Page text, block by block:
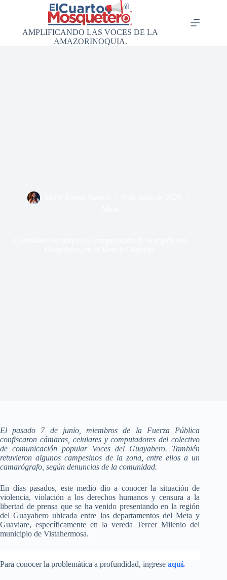
AMPLIFICANDO LAS VOCES DE LA
AMAZORINOQUIA.
El pasado 7 de junio, miembros de la Fuerza Pública
confiscaron cámaras, celulares y computadores del colectivo
de comunicación popular Voces del Guayabero. También
retuvieron algunos campesinos de la zona, entre ellos a un
camarógrafo, según denuncias de la comunidad.
En días pasados, este medio dio a conocer la situación de
violencia, violación a los derechos humanos y censura a la
libertad de prensa que se ha venido presentando en la región
del Guayabero ubicada entre los departamentos del Meta y
Guaviare, específicamente en la vereda Tercer Milenio del
municipio de Vistahermosa.
Para conocer la problemática a profundidad, ingrese aquí.